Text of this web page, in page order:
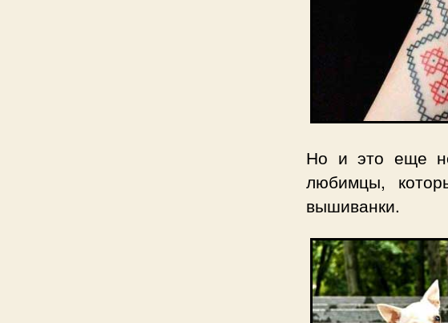
Но и это еще
любимцы,
вышиванки.